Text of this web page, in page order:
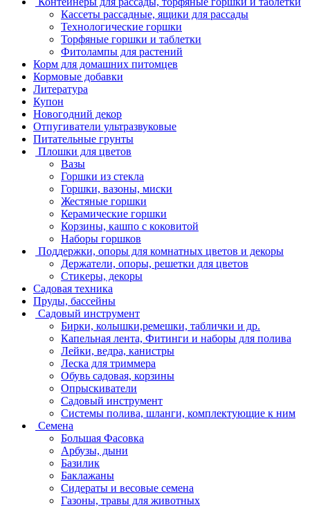
Кассеты рассадные, ящики для рассады
Технологические горшки
Торфяные горшки и таблетки
Фитолампы для растений
Корм для домашних питомцев
Кормовые добавки
Литература
Купон
Новогодний декор
Отпугиватели ультразвуковые
Питательные грунты
Плошки для цветов
Вазы
Горшки из стекла
Горшки, вазоны, миски
Жестяные горшки
Керамические горшки
Корзины, кашпо с коковитой
Наборы горшков
Поддержки, опоры для комнатных цветов и декоры
Держатели, опоры, решетки для цветов
Стикеры, декоры
Садовая техника
Пруды, бассейны
Садовый инструмент
Бирки, колышки,ремешки, таблички и др.
Капельная лента, Фитинги и наборы для полива
Лейки, ведра, канистры
Леска для триммера
Обувь садовая, корзины
Опрыскиватели
Садовый инструмент
Системы полива, шланги, комплектующие к ним
Семена
Большая Фасовка
Арбузы, дыни
Базилик
Баклажаны
Сидераты и весовые семена
Газоны, травы для животных